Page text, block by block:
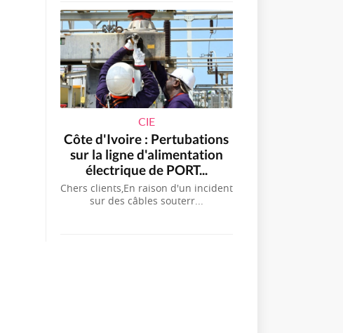
CIE
Côte d'Ivoire : Pertubations
sur la ligne d'alimentation
électrique de PORT...
Chers clients,En raison d'un incident
sur des câbles souterr...